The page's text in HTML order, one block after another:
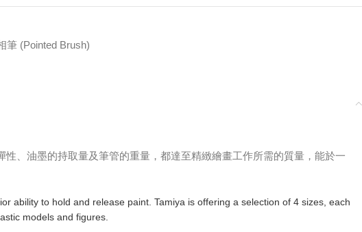
筆 (Pointed Brush)
、油墨的持取量及筆管的重量，都達至精緻繪畫工作所需的質量，能於一
ability to hold and release paint. Tamiya is offering a selection of 4 sizes, each
models and figures.